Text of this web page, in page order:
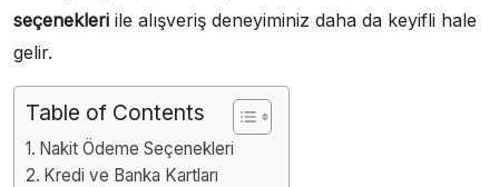
seçenekleri ile alışveriş deneyiminiz daha da keyifli hale
gelir.
Table of Contents
Nakit Ödeme Seçenekleri
Kredi ve Banka Kartları